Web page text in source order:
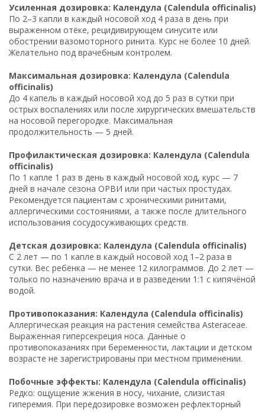
Усиленная дозировка: Календула (Calendula officinalis)
По 2–3 капли в каждый носовой ход 4 раза в день при
выраженном отёке, рецидивирующем синусите или
обострении вазомоторного ринита. Курс не более 10 дней.
Желательно под врачебным контролем.
Максимальная дозировка: Календула (Calendula
officinalis)
До 4 капель в каждый носовой ход до 5 раз в сутки при
острых воспалениях или после хирургических вмешательств
на носовой перегородке. Максимальная
продолжительность — 5 дней.
Профилактическая дозировка: Календула (Calendula
officinalis)
По 1 капле 1 раз в день в каждый носовой ход, курс — 7
дней в начале сезона ОРВИ или при частых простудах.
Рекомендуется пациентам с хроническими ринитами,
аллергическими состояниями, а также после длительного
использования сосудосуживающих средств.
Детская дозировка: Календула (Calendula officinalis)
С 2 лет — по 1 капле в каждый носовой ход 1–2 раза в
сутки. Вес ребёнка — не менее 12 килограммов. До 2 лет —
только по назначению врача и в разведении 1:1 с кипячёной
водой.
Противопоказания: Календула (Calendula officinalis)
Аллергическая реакция на растения семейства Asteraceae.
Выраженная гиперсекреция носа. Данные о
противопоказаниях при беременности, лактации и детском
возрасте не зарегистрированы при местном применении.
Побочные эффекты: Календула (Calendula officinalis)
Редко: ощущение жжения в носу, чихание, слизистая
гиперемия. При передозировке возможен рефлекторный